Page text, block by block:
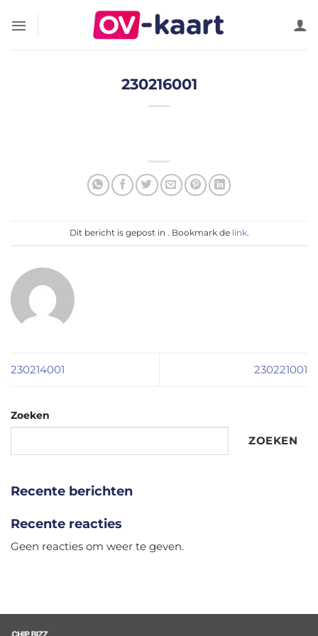
naar
230216001
Dit bericht is gepost in . Bookmark de link.
230214001 230221001
Zoeken
ZOEKEN
Recente berichten
Recente reacties
Geen reacties om weer te geven.